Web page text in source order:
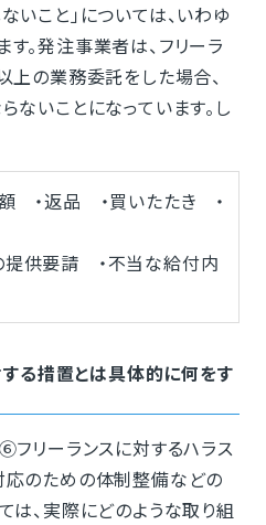
いこと」については、いわゆ
。発注事業者は、フリーラ
上の業務委託をした場合、
ないことになっています。し
・返品 ・買いたたき ・
提供要請 ・不当な給付内
る措置とは具体的に何をす
フリーランスに対するハラス
応のための体制整備などの
は、実際にどのような取り組